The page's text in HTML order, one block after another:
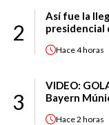
2
Así fue la
presidencial
Hace4 horas
3
VIDEO:
Bayern
Hace2 horas